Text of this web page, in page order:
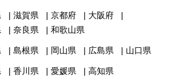
滋賀県 京都府
大阪府
奈良県 和歌山県
島根県 岡山県 広島県 山口県
香川県 愛媛県 高知県